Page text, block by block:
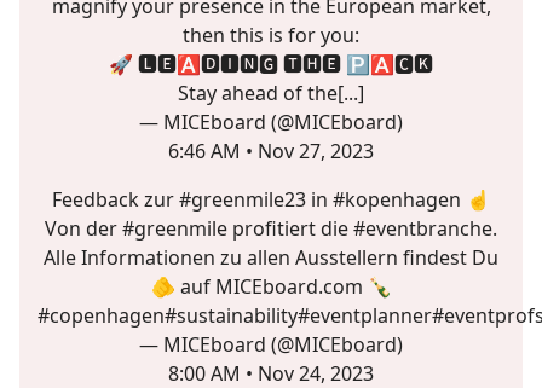
magnify your presence in the European market,
then this is for you:
🚀 🅻🅴🅰🅳🅸🅽🅶 🆃🅷🅴 🅿🅰🅲🅺
Stay ahead of the[...]
— MICEboard (@MICEboard)
6:46 AM • Nov 27, 2023
Feedback zur#greenmile23 in #kopenhagen ☝️
Von der#greenmile profitiert die#eventbranche.
Alle Informationen zu allen Ausstellern findest Du
🫵 auf MICEboard.com 🍾
#copenhagen#sustainability#eventplanner
— MICEboard (@MICEboard)
8:00 AM • Nov 24, 2023